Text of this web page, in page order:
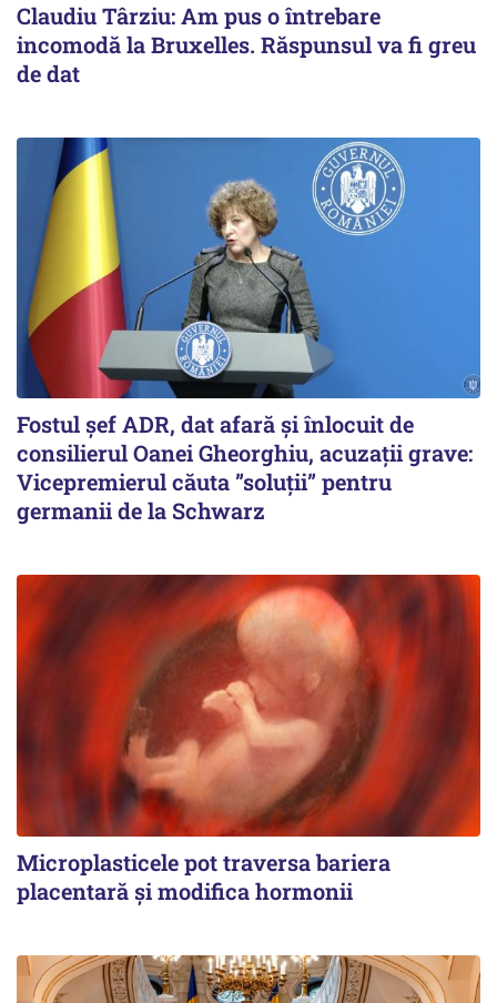
Claudiu Târziu: Am pus o întrebare
incomodă la Bruxelles. Răspunsul va fi greu
de dat
Fostul șef ADR, dat afară și înlocuit de
consilierul Oanei Gheorghiu, acuzații grave:
Vicepremierul căuta ”soluții” pentru
germanii de la Schwarz
Microplasticele pot traversa bariera
placentară și modifica hormonii